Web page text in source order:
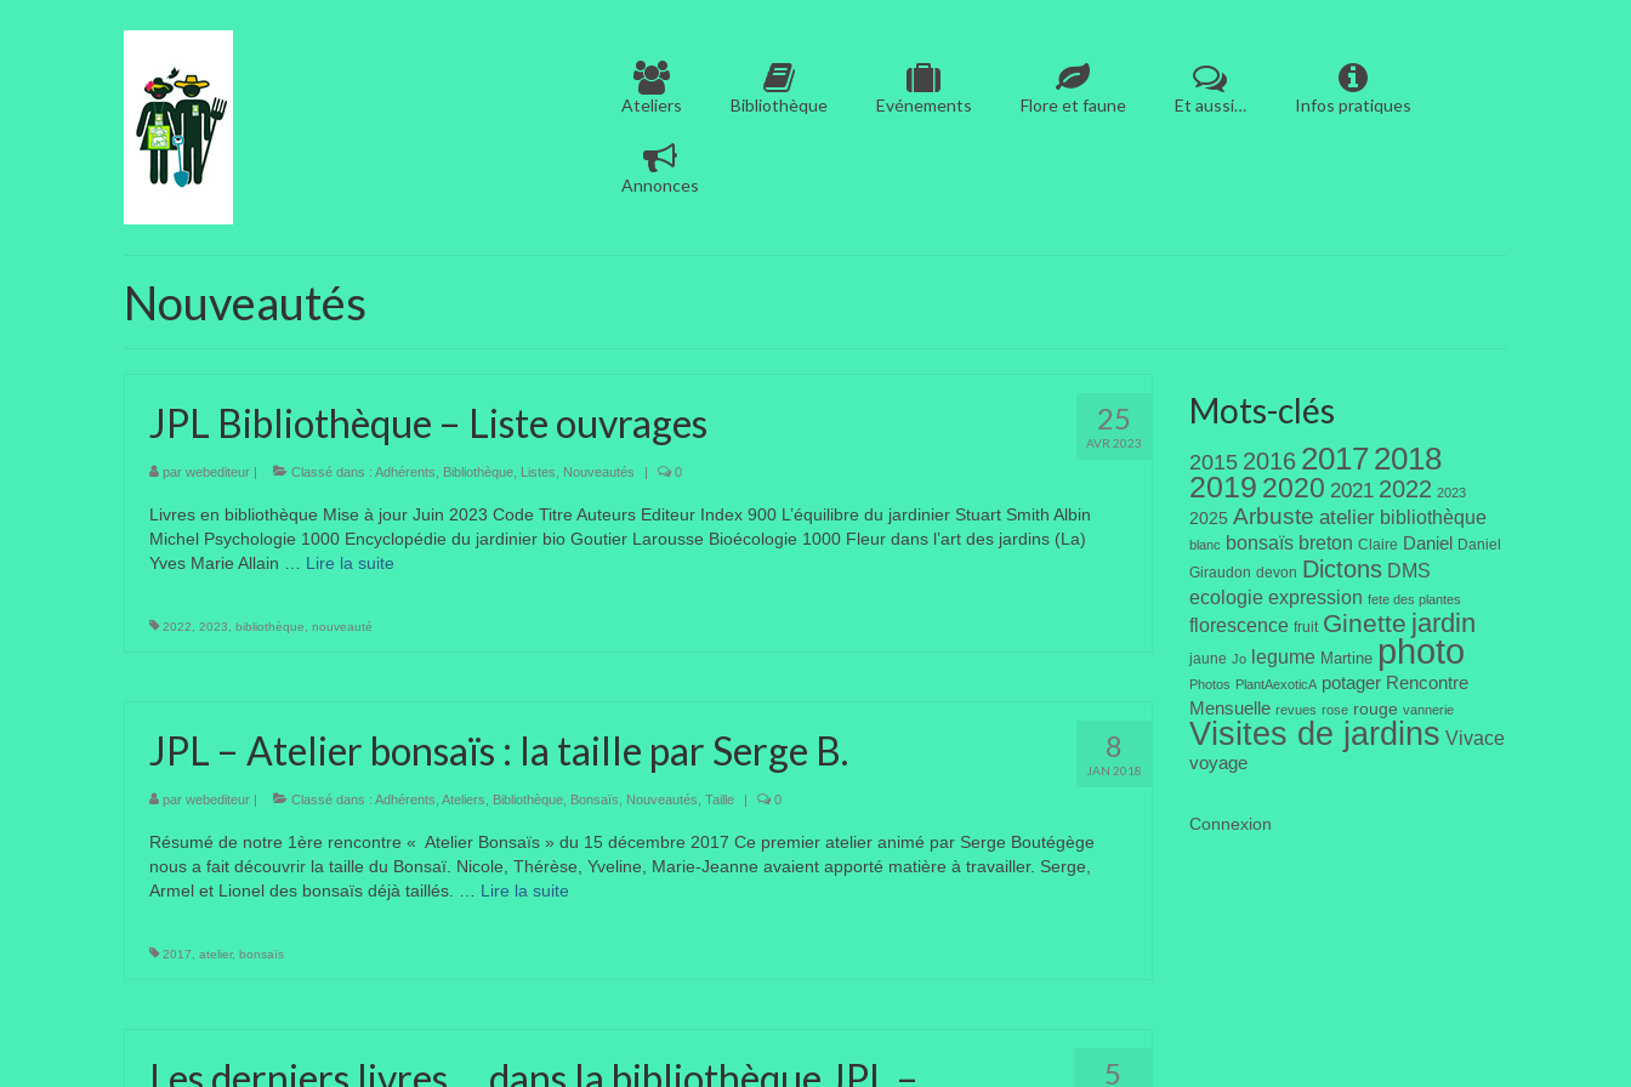
Ateliers Bibliothèque Evénements Flore et faune Et aussi… Infos pratiques
Annonces
Nouveautés
25
AVR 2023
JPL Bibliothèque – Liste ouvrages
par webediteur | Classé dans : Adhérents Bibliothèque Listes Nouveautés | 0
Livres en bibliothèque Mise à jour Juin 2023 Code Titre Auteurs Editeur Index 900 L’équilibre du jardinier Stuart Smith Albin
Michel Psychologie 1000 Encyclopédie du jardinier bio Goutier Larousse Bioécologie 1000 Fleur dans l’art des jardins (La)
Yves Marie Allain … Lire la suite­­
2022 2023 bibliothèque nouveauté
8
JAN 2018
JPL – Atelier bonsaïs : la taille par Serge B.
par webediteur | Classé dans : Adhérents Ateliers Bibliothèque Bonsaïs Nouveautés Taille | 0
Résumé de notre 1ère rencontre « Atelier Bonsaïs » du 15 décembre 2017 Ce premier atelier animé par Serge Boutégège
nous a fait découvrir la taille du Bonsaï. Nicole, Thérèse, Yveline, Marie-Jeanne avaient apporté matière à travailler. Serge,
Armel et Lionel des bonsaïs déjà taillés. … Lire la suite­­
2017 atelier, bonsaïs
5
Mots-clés
2015 2016 20172018
2019 2020 2021 2022 2023
2025 Arbuste atelier bibliothèque
blanc bonsaïs breton Claire Daniel
Daniel
Giraudon devon Dictons DMS
ecologie expression fete des plantes
florescence fruit Ginette jardin
jaune Jo legume Martine photo
Photos PlantAexoticA potager Rencontre
Mensuelle revues rose rouge vannerie
Visites de jardins Vivace
voyage
Connexion